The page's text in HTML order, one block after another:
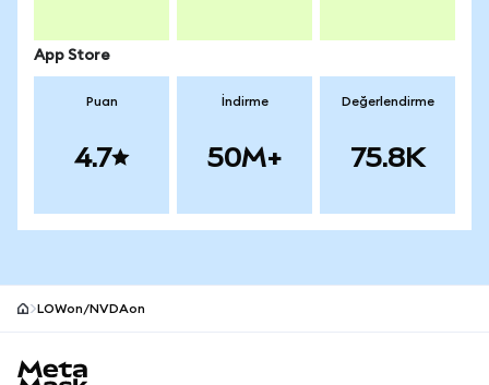
App Store
Puan
4.7
İndirme
50M+
Değerlendirme
75.8K
LOWon/NVDAon